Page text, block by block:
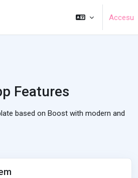
Accesu
Features
based on Boost with modern and